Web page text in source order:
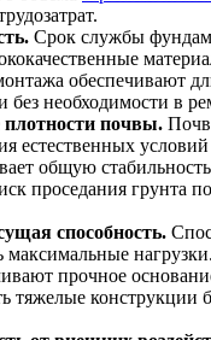
Срок службы
обеспечивают
без необходимости в
почвы.
естественных
общую
проседания грунта
способность.
максимальные
прочное
тяжелые конструкции